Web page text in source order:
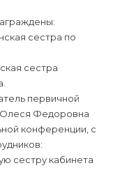
сестра по
сестра
первичной
Федоровна
конференции, с
сестру кабинета